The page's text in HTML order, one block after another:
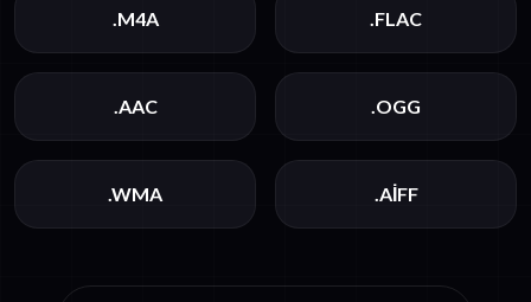
.M4A .FLAC
.AAC .OGG
.WMA .AIFF